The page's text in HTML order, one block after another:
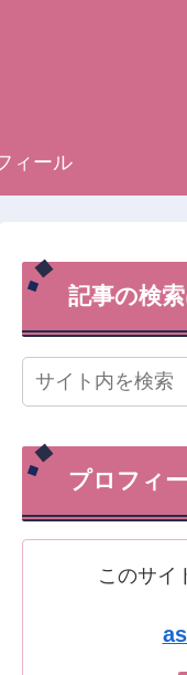
ィール
記事の検
プロフィ
このサイ